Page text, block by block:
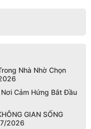
Nhà Nhờ Chọn
Cảm Hứng Bắt Đầu
GIAN SỐNG
2026